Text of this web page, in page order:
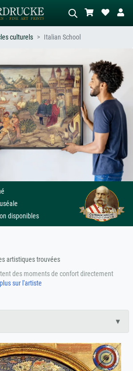
style –
Décrivez la scène – ex. prairie verte,
abstrait avec beaucoup de rouge,
tableau sombre, nu debout près d'un
arbre.
culturels Italian School
disponibles
artistiques trouvées
des moments de confort directement
sur l'artiste